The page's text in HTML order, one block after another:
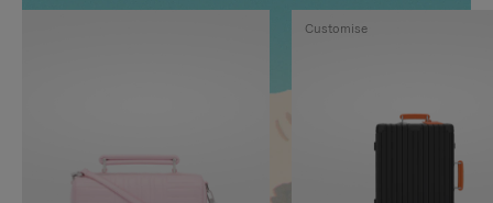
IS
GEPAUZEERD,
OP
GELUID
Customise